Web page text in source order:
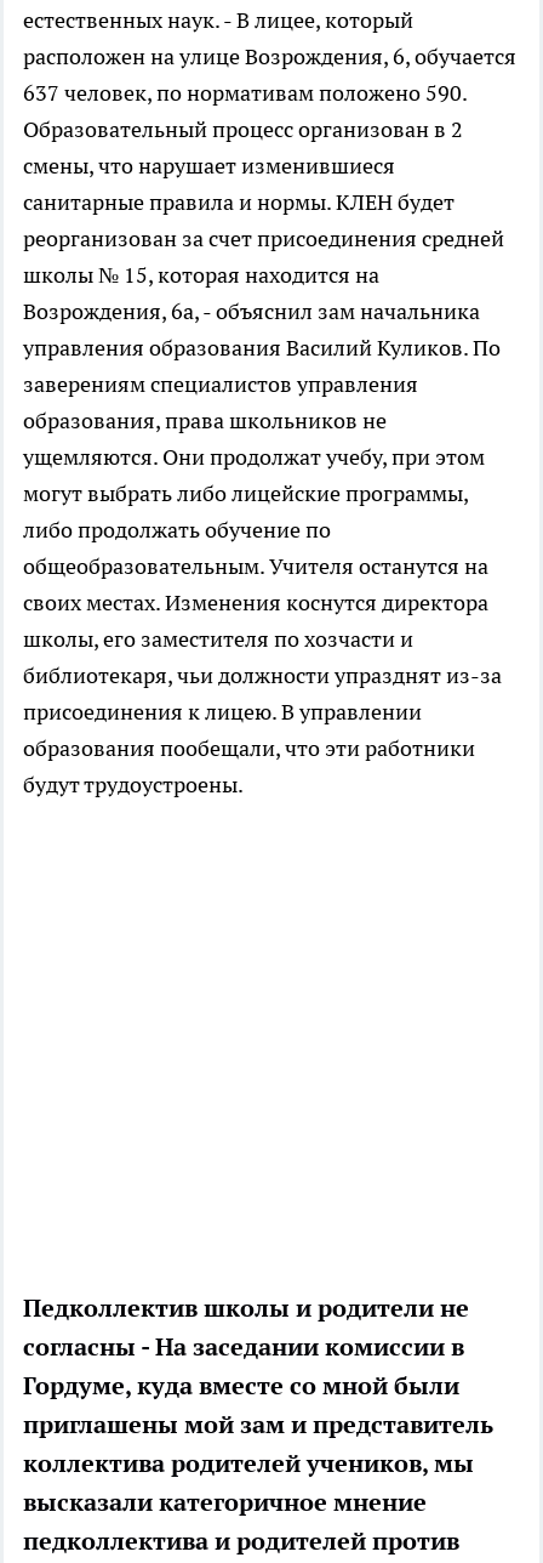
естественных наук.- В лицее, который
расположен на улице Возрождения, 6, обучается
637 человек, по нормативам положено 590.
Образовательный процесс организован в 2
смены, что нарушает изменившиеся
санитарные правила и нормы. КЛЕН будет
реорганизован за счет присоединения средней
школы № 15, которая находится на
Возрождения, 6а, - объяснил зам начальника
управления образования Василий Куликов. По
заверениям специалистов управления
образования, права школьников не
ущемляются. Они продолжат учебу, при этом
могут выбрать либо лицейские программы,
либо продолжать обучение по
общеобразовательным. Учителя останутся на
своих местах. Изменения коснутся директора
школы, его заместителя по хозчасти и
библиотекаря, чьи должности упразднят из-за
присоединения к лицею. В управлении
образования пообещали, что эти работники
будут трудоустроены.
Педколлектив школы и родители не
согласны - На заседании комиссии в
Гордуме, куда вместе со мной были
приглашены мой зам и представитель
коллектива родителей учеников, мы
высказали категоричное мнение
педколлектива и родителей против